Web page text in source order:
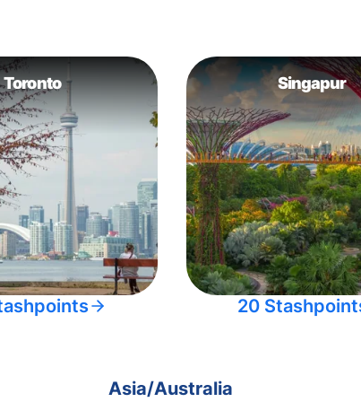
Toronto Singapur
20
Asia/Australia